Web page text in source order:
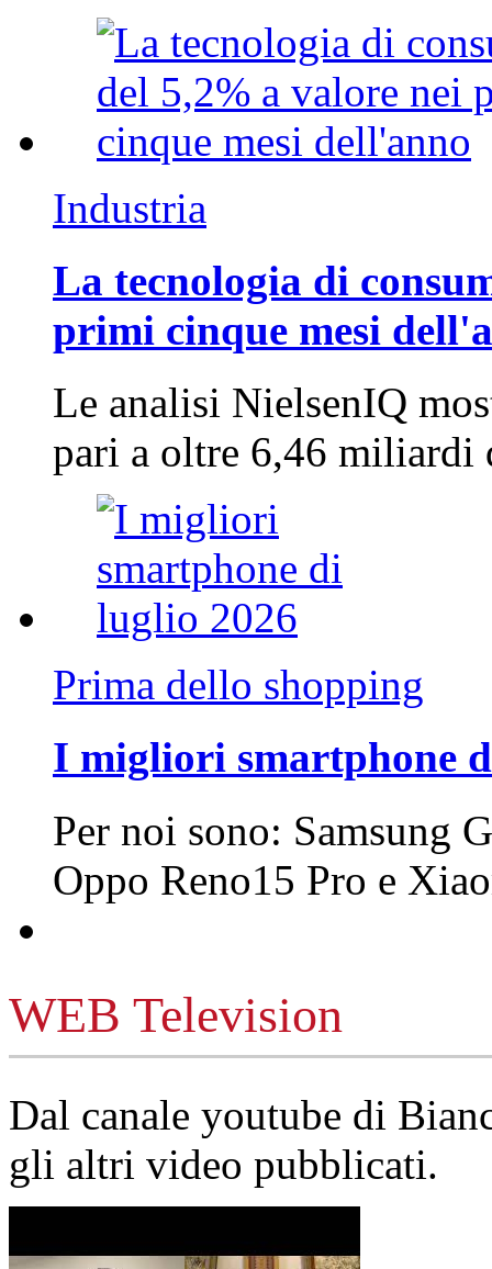
Industria
La tecnologia di
primi cinque mesi
Le analisi NielsenIQ
pari a oltre 6,46
Prima dello shopping
I migliori smartphone
Per noi sono: Samsung
Oppo Reno15 Pro e
WEB Television
Dal canale youtube di
gli altri video pubblicati.